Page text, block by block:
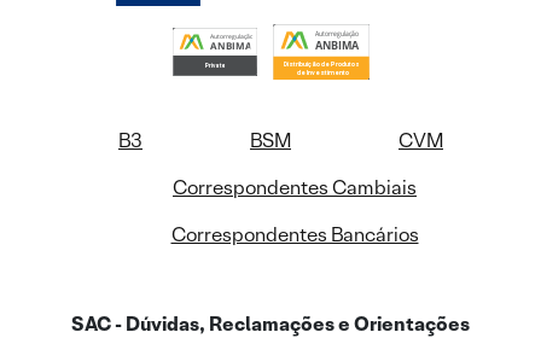
B3 BSM
CVM
Correspondentes Cambiais
Correspondentes Bancários
SAC - Dúvidas, Reclamações e Orientações